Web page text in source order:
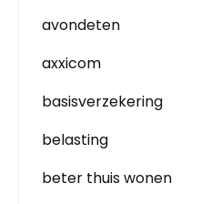
avondeten
axxicom
basisverzekering
belasting
beter thuis wonen